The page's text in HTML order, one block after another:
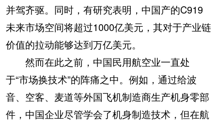
并驾齐驱。同时，有研究表明，中国产的C919
未来市场空间将超过1000亿美元，其对于产业链
价值的拉动能够达到万亿美元。
然而在此之前，中国民用航空业一直处
于“市场换技术”的阵痛之中。例如，通过给波
音、空客、麦道等外国飞机制造商生产机身零部
件，中国企业尽管学会了机身制造技术，但在航